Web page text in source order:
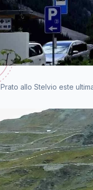
Prato allo Stelvio este